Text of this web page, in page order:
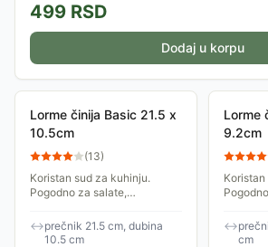
499 RSD
Dodaj u korpu
Lorme činija Basic 21.5 x
10.5cm
(13)
Koristan sud za kuhinju.
Pogodno za salate,
pire.
↔prečnik 21.5 cm, dubina
10.5 cm
Lorme
9.2cm
pire.
↔
cm